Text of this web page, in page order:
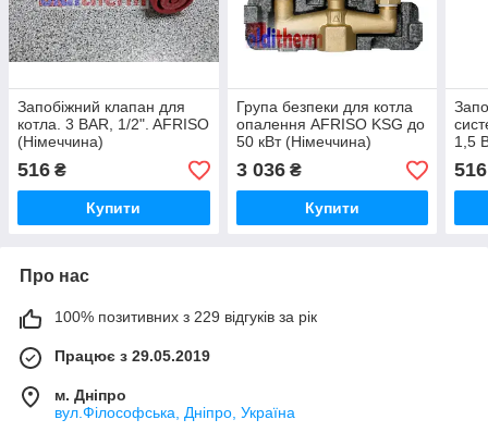
Запобіжний клапан для
котла. 3 BAR, 1/2". AFRISO
(Німеччина)
516 ₴
Купити
Група безпеки для котла
опалення AFRISO KSG до
50 кВт (Німеччина)
3 036₴
Купити
1,5
516
Про нас
100% позитивних з 229 відгуків за рік
Працює з 29.05.2019
м. Дніпро
вул.Філософська, Дніпро, Україна